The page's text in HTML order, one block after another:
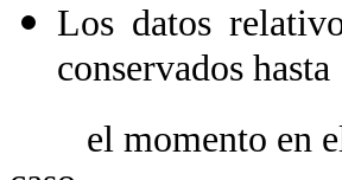
Los datos
conservados hasta
el momento en el